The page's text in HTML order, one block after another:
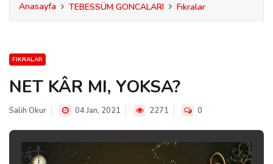
Anasayfa TEBESSÜM GONCALARI Fıkralar
FIKRALAR
NET KÂR MI, YOKSA?
Salih Okur 04 Jan, 2021 2271 0